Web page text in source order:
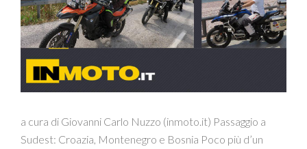
a cura di Giovanni Carlo Nuzzo (inmoto.it) Passaggio a
Sudest: Croazia, Montenegro e Bosnia Poco più d’un